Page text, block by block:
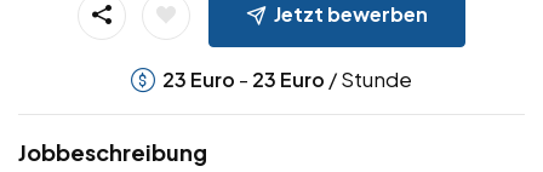
Jetzt bewerben
23 Euro - 23 Euro / Stunde
Jobbeschreibung